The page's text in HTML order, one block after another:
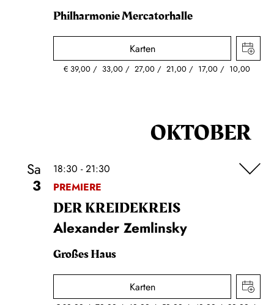
Philharmonie Mercatorhalle
Karten
€ 39,00 33,00 27,00 21,00 17,00 10,00
OKTOBER
Sa
3
18:30 - 21:30
PREMIERE
DER KREIDE­KREIS
Alexander Zemlinsky
Großes Haus
Karten